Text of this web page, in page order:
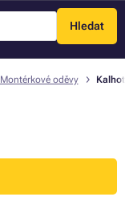
Hledat
Menu
Montérkové oděvy